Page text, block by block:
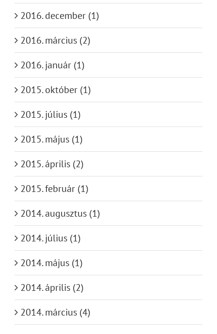
2016. december (1)
2016. március (2)
2016. január (1)
2015. október (1)
2015. július (1)
2015. május (1)
2015. április (2)
2015. február (1)
2014. augusztus (1)
2014. július (1)
2014. május (1)
2014. április (2)
2014. március (4)